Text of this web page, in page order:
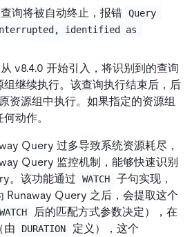
查询将被自动终止，报错 Query
identified as
从 v8.4.0 开始引入，将识别到的查询
组继续执行。该查询执行结束后，后
资源组中执行。如果指定的资源组
动作。
Query 过多导致系统资源耗尽，
Query 监控机制，能够快速识别
。该功能通过
WATCH
子句实现，
Runaway Query 之后，会提取这个
WATCH
后的匹配方式参数决定），在
由
DURATION
定义），这个